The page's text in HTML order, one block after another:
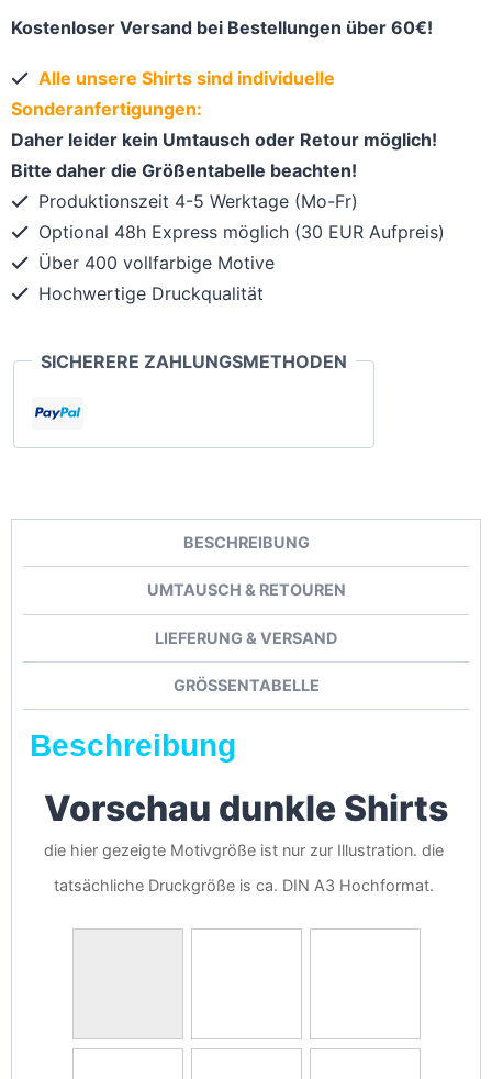
Kostenloser Versand bei Bestellungen über 60€!
Alle unsere Shirts sind individuelle
Sonderanfertigungen:
Daher leider kein Umtausch oder Retour möglich!
Bitte daher die Größentabelle beachten!
Produktionszeit 4-5 Werktage (Mo-Fr)
Optional 48h Express möglich (30 EUR Aufpreis)
Über 400 vollfarbige Motive
Hochwertige Druckqualität
SICHERERE ZAHLUNGSMETHODEN
BESCHREIBUNG
UMTAUSCH & RETOUREN
LIEFERUNG & VERSAND
GRÖSSENTABELLE
Beschreibung
Vorschau dunkle Shirts